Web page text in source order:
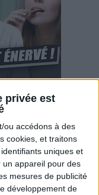
privée est
ou accédons à des
cookies, et traitons
uniques et
appareil pour des
mesures de publicité
développement de
quoi !
Voir tout